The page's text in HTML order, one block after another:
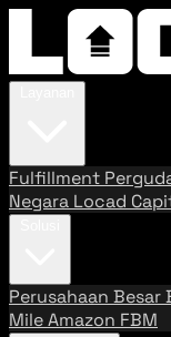
Fulfillment
Negara Locad
Perusahaan Besar
MileAmazon FBM